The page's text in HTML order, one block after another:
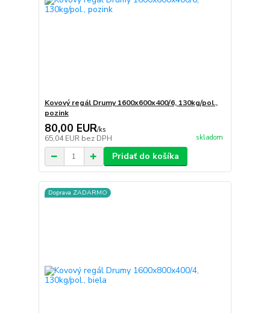
Kovový regál Drumy 1600x600x400/6, 130kg/pol.,
pozink
80,00 EUR/ks
65,04 EUR bez DPH skladom
Pridať do košíka
Doprava ZADARMO